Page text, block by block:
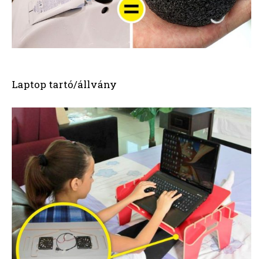
Laptop tartó/állvány